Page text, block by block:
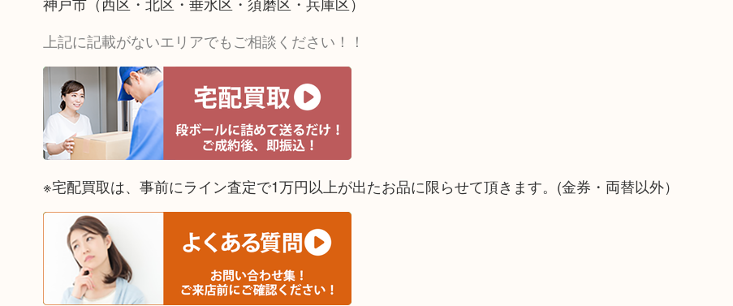
上記に記載がないエリアでもご相談ください！！
※宅配買取は、事前にライン査定で1万円以上が出たお品に限らせて頂きます。(金券・両替以外）